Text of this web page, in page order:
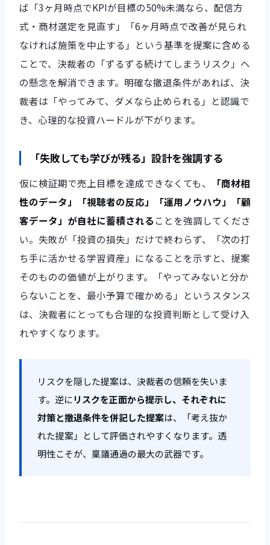
ば「3ヶ月時点でKPIが目標の50%未満なら、配信方
式・商材選定を見直す」「6ヶ月時点で改善が見られ
なければ施策を中止する」という基準を提案に含める
ことで、決裁者の「ずるずる続けてしまうリスク」へ
の懸念を解消できます。明確な撤退条件があれば、決
裁者は「やってみて、ダメなら止められる」と認識で
き、心理的な投資ハードルが下がります。
「失敗しても学びが残る」設計を強調する
仮に検証期で売上目標を達成できなくても、
「商材相
性のデータ」「視聴者の反応」「運用ノウハウ」「顧
客データ」が自社に蓄積される ことを強調してくださ
い。失敗が「投資の損失」だけで終わらず、「次の打
ち手に活かせる学習資産」になることを示すと、提案
そのものの価値が上がります。「やってみないと分か
らないことを、最小予算で確かめる」というスタンス
は、決裁者にとっても合理的な投資判断として受け入
れやすくなります。
リスクを隠した提案は、決裁者の信頼を失いま
す。逆にリスクを正面から提示し、それぞれに
対策と撤退条件を併記した提案は、「考え抜か
れた提案」として評価されやすくなります。透
明性こそが、稟議通過の最大の武器です。